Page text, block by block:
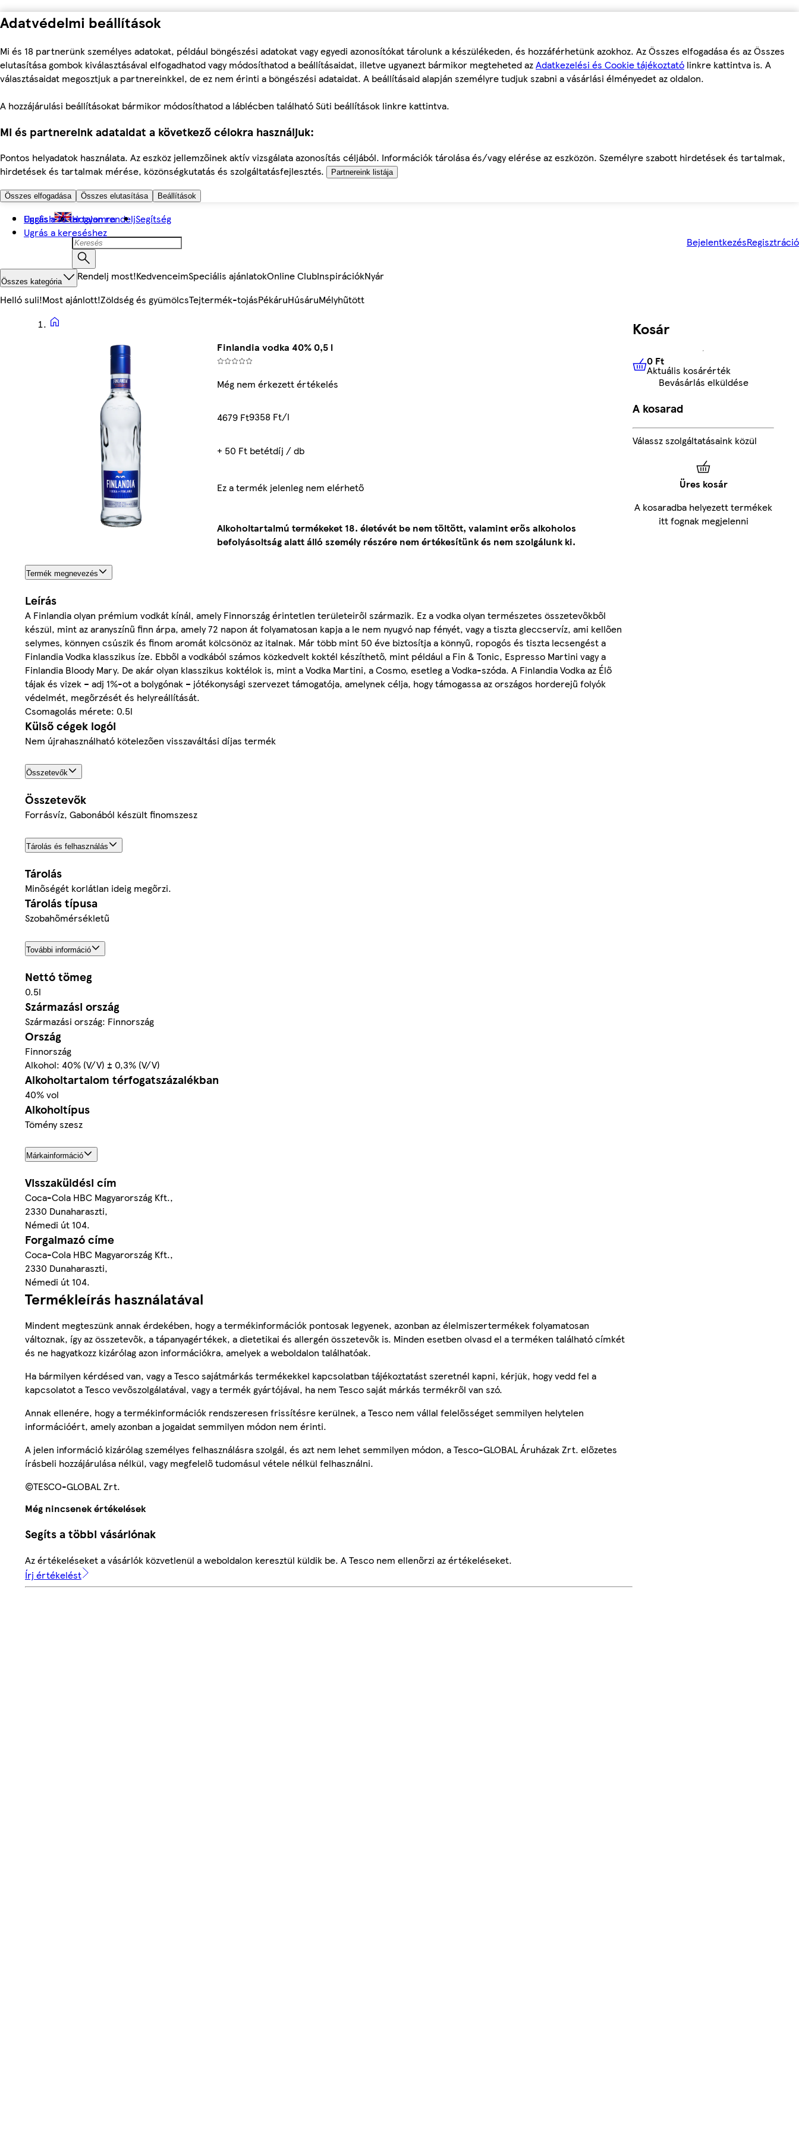
Adatvédelmi beállítások
Mi és 18 partnerünk személyes adatokat, például böngészési adatokat vagy egyedi azonosítókat tárolunk a készülékeden, és hozzáférhetünk azokhoz. Az Összes elfogadása és az Összes
elutasítása gombok kiválasztásával elfogadhatod vagy módosíthatod a beállításaidat, illetve ugyanezt bármikor megteheted azAdatkezelési és Cookie tájékoztató linkre kattintva is. A
választásaidat megosztjuk a partnereinkkel, de ez nem érinti a böngészési adataidat. A beállításaid alapján személyre tudjuk szabni a vásárlási élményedet az oldalon.
A hozzájárulási beállításokat bármikor módosíthatod a láblécben található Süti beállítások linkre kattintva.
Mi és partnereink adataidat a következő célokra használjuk:
Pontos helyadatok használata. Az eszköz jellemzőinek aktív vizsgálata azonosítás céljából. Információk tárolása és/vagy elérése az eszközön. Személyre szabott hirdetések és tartalmak,
hirdetések és tartalmak mérése, közönségkutatás és szolgáltatásfejlesztés.
Partnereink listája
Összes elfogadása Összes elutasítása Beállítások
Ugrás a fő tartalomra
Ugrás a kereséshez
English Hogyan rendeljSegítség
BejelentkezésRegisztráció
Összes kategória Rendelj most!KedvenceimSpeciális ajánlatokOnline ClubInspirációkNyár
Helló suli!Most ajánlott!Zöldség és gyümölcsTejtermék-tojásPékáruHúsáruMélyhűtött
Finlandia vodka 40% 0,5 l
Még nem érkezett értékelés
4679 Ft9358 Ft/l
+ 50 Ft betétdíj / db
Ez a termék jelenleg nem elérhető
Alkoholtartalmú termékeket 18. életévét be nem töltött, valamint erős alkoholos
befolyásoltság alatt álló személy részére nem értékesítünk és nem szolgálunk ki.
Termék megnevezés
Leírás
A Finlandia olyan prémium vodkát kínál, amely Finnország érintetlen területeiről származik. Ez a vodka olyan természetes összetevőkből
készül, mint az aranyszínű finn árpa, amely 72 napon át folyamatosan kapja a le nem nyugvó nap fényét, vagy a tiszta gleccservíz, ami kellően
selymes, könnyen csúszik és finom aromát kölcsönöz az italnak. Már több mint 50 éve biztosítja a könnyű, ropogós és tiszta lecsengést a
Finlandia Vodka klasszikus íze. Ebből a vodkából számos közkedvelt koktél készíthető, mint például a Fin & Tonic, Espresso Martini vagy a
Finlandia Bloody Mary. De akár olyan klasszikus koktélok is, mint a Vodka Martini, a Cosmo, esetleg a Vodka-szóda. A Finlandia Vodka az Élő
tájak és vizek – adj 1%-ot a bolygónak – jótékonysági szervezet támogatója, amelynek célja, hogy támogassa az országos horderejű folyók
védelmét, megőrzését és helyreállítását.
Csomagolás mérete: 0.5l
Külső cégek logói
Nem újrahasználható kötelezően visszaváltási díjas termék
Összetevők
Összetevők
Forrásvíz, Gabonából készült finomszesz
Tárolás és felhasználás
Tárolás
Minőségét korlátlan ideig megőrzi.
Tárolás típusa
Szobahőmérsékletű
További információ
Nettó tömeg
0.5l
Származási ország
Származási ország: Finnország
Ország
Finnország
Alkohol: 40% (V/V) ± 0,3% (V/V)
Alkoholtartalom térfogatszázalékban
40% vol
Alkoholtípus
Tömény szesz
Márkainformáció
Visszaküldési cím
Coca-Cola HBC Magyarország Kft.,
2330 Dunaharaszti,
Némedi út 104.
Forgalmazó címe
Coca-Cola HBC Magyarország Kft.,
2330 Dunaharaszti,
Némedi út 104.
Termékleírás használatával
Mindent megteszünk annak érdekében, hogy a termékinformációk pontosak legyenek, azonban az élelmiszertermékek folyamatosan
változnak, így az összetevők, a tápanyagértékek, a dietetikai és allergén összetevők is. Minden esetben olvasd el a terméken található címkét
és ne hagyatkozz kizárólag azon információkra, amelyek a weboldalon találhatóak.
Ha bármilyen kérdésed van, vagy a Tesco sajátmárkás termékekkel kapcsolatban tájékoztatást szeretnél kapni, kérjük, hogy vedd fel a
kapcsolatot a Tesco vevőszolgálatával, vagy a termék gyártójával, ha nem Tesco saját márkás termékről van szó.
Annak ellenére, hogy a termékinformációk rendszeresen frissítésre kerülnek, a Tesco nem vállal felelősséget semmilyen helytelen
információért, amely azonban a jogaidat semmilyen módon nem érinti.
A jelen információ kizárólag személyes felhasználásra szolgál, és azt nem lehet semmilyen módon, a Tesco-GLOBAL Áruházak Zrt. előzetes
írásbeli hozzájárulása nélkül, vagy megfelelő tudomásul vétele nélkül felhasználni.
©TESCO-GLOBAL Zrt.
Még nincsenek értékelések
Segíts a többi vásárlónak
Az értékeléseket a vásárlók közvetlenül a weboldalon keresztül küldik be. A Tesco nem ellenőrzi az értékeléseket.
Írj értékelést
Kosár
0 FtAktuális kosárérték
0 Ft
Aktuális kosárérték
Bevásárlás elküldése
A kosarad
Válassz szolgáltatásaink közül
Üres kosár
A kosaradba helyezett termékek
itt fognak megjelenni